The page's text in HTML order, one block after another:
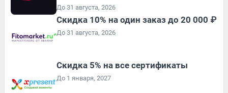
До 31 августа, 2026
Скидка 10% на один заказ до 20 000 ₽
До 31 августа, 2026
Скидка 5% на все сертификаты
До 1 января, 2027